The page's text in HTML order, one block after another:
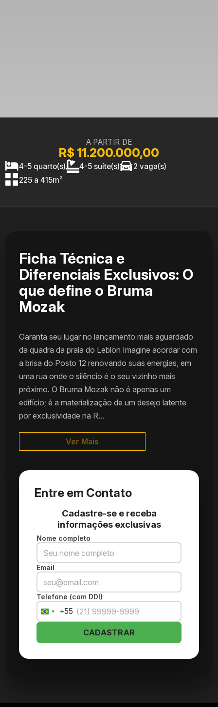
A PARTIR DE
R$ 11.200.000,00
4-5 quarto(s) 4-5 suíte(s)
2 vaga(s)
225 a 415m²
Ficha Técnica e
Diferenciais Exclusivos: O
que define o Bruma
Mozak
Garanta seu lugar no lançamento mais aguardado
da quadra da praia do Leblon Imagine acordar com
a brisa do Posto 12 renovando suas energias, em
uma rua onde o silêncio é o seu vizinho mais
próximo. O Bruma Mozak não é apenas um
edifício; é a materialização de um desejo latente
por exclusividade na R...
Ver Mais
Entre em Contato
Cadastre-se e receba
informações exclusivas
Nome completo
Email
Telefone (com DDI)
Brazil
+55
+55
CADASTRAR